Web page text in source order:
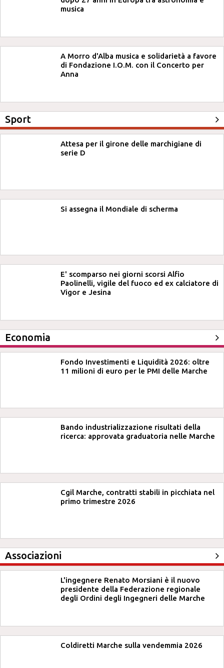
musica
A Morro d'Alba musica e solidarietà a favore
di Fondazione I.O.M. con il Concerto per
Anna
Sport
Attesa per il girone delle marchigiane di
serie D
Si assegna il Mondiale di scherma
E' scomparso nei giorni scorsi Alfio
Paolinelli, vigile del fuoco ed ex calciatore di
Vigor e Jesina
Economia
Fondo Investimenti e Liquidità 2026: oltre
11 milioni di euro per le PMI delle Marche
Bando industrializzazione risultati della
ricerca: approvata graduatoria nelle Marche
Cgil Marche, contratti stabili in picchiata nel
primo trimestre 2026
Associazioni
L'ingegnere Renato Morsiani è il nuovo
presidente della Federazione regionale
degli Ordini degli Ingegneri delle Marche
Coldiretti Marche sulla vendemmia 2026